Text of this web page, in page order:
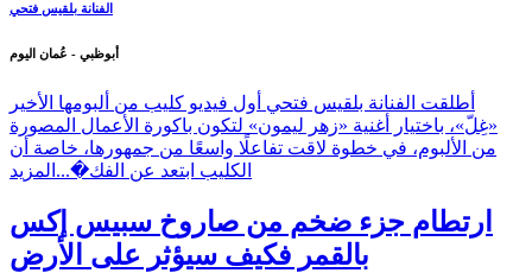
الفنانة بلقيس فتحي
أبوظبي - عُمان اليوم
أطلقت الفنانة بلقيس فتحي أول فيديو كليب من ألبومها الأخير
«غِلّ»، باختيار أغنية «زهر ليمون» لتكون باكورة الأعمال المصورة
من الألبوم، في خطوة لاقت تفاعلًا واسعًا من جمهورها، خاصة أن
الكليب ابتعد عن الفك�... المزيد
ارتطام جزء ضخم من صاروخ سبيس إكس
بالقمر فكيف سيؤثر على الأرض